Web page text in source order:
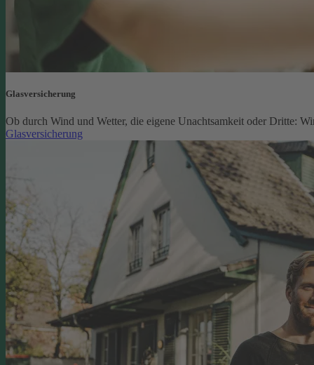
Glasversicherung
Ob durch Wind und Wetter, die eigene Unachtsamkeit oder Dritte:
Glasversicherung